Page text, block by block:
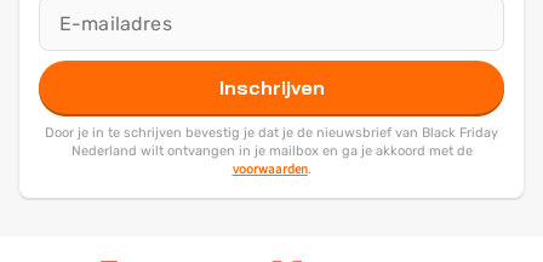
Inschrijven
Door je in te schrijven bevestig je dat je de nieuwsbrief van Black Friday
Nederland wilt ontvangen in je mailbox en ga je akkoord met de
voorwaarden.